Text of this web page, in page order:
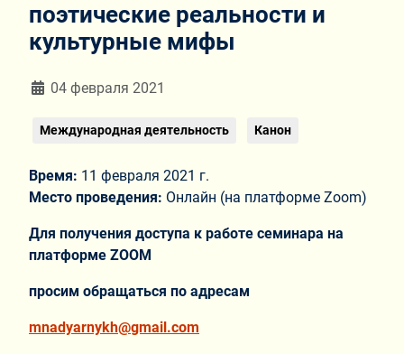
поэтические реальности и
культурные мифы
Информация о материале
04 февраля 2021
Международная деятельность Канон
Время: 11 февраля 2021 г.
Место проведения: Онлайн (на платформе Zoom)
Для получения доступа к работе семинара на
платформе ZOOM
просим обращаться по адресам
mnadyarnykh@gmail .com